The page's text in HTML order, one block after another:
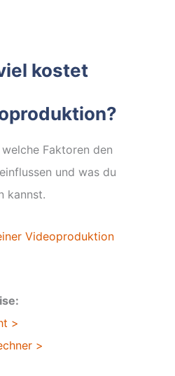
kostet
Faktoren den
und was du
kannst.
Videoproduktion
>
>